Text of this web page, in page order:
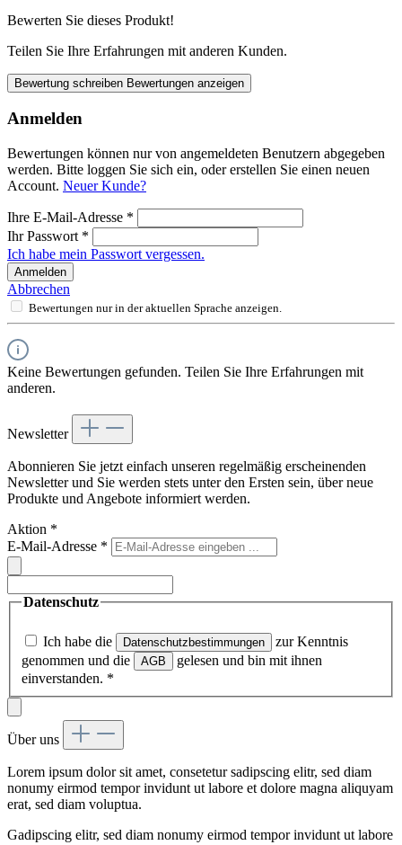
Bewerten Sie dieses Produkt!
Teilen Sie Ihre Erfahrungen mit anderen Kunden.
Bewertung schreiben Bewertungen anzeigen
Anmelden
Bewertungen können nur von angemeldeten Benutzern abgegeben
werden. Bitte loggen Sie sich ein, oder erstellen Sie einen neuen
Account. Neuer Kunde?
Ihre E-Mail-Adresse *
Ihr Passwort *
Ich habe mein Passwort vergessen.
Anmelden
Abbrechen
Bewertungen nur in der aktuellen Sprache anzeigen.
Keine Bewertungen gefunden. Teilen Sie Ihre Erfahrungen mit
anderen.
Newsletter
Abonnieren Sie jetzt einfach unseren regelmäßig erscheinenden
Newsletter und Sie werden stets unter den Ersten sein, über neue
Produkte und Angebote informiert werden.
Aktion *
E-Mail-Adresse *
Datenschutz
Ich habe die Datenschutzbestimmungen
zur Kenntnis
genommen und die
AGB
gelesen und bin mit ihnen
einverstanden. *
Über uns
Lorem ipsum dolor sit amet, consetetur sadipscing elitr, sed diam
nonumy eirmod tempor invidunt ut labore et dolore magna aliquyam
erat, sed diam voluptua.
Gadipscing elitr, sed diam nonumy eirmod tempor invidunt ut labore